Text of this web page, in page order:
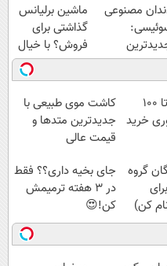
مصنوعی
اروپا،
و مقاوم |
قسطی
ماشین برلیانس
گذاشتی برای
فروش؟ با خیال
راحت بفروش
طلا میخوای؟ تا 100
خرید
کاشت موی طبیعی با
جدیدترین متدها و
قیمت عالی
گروه
کن)
جای بخیه داری؟؟ فقط
در 3 هفته ترمیمش
کن!😍